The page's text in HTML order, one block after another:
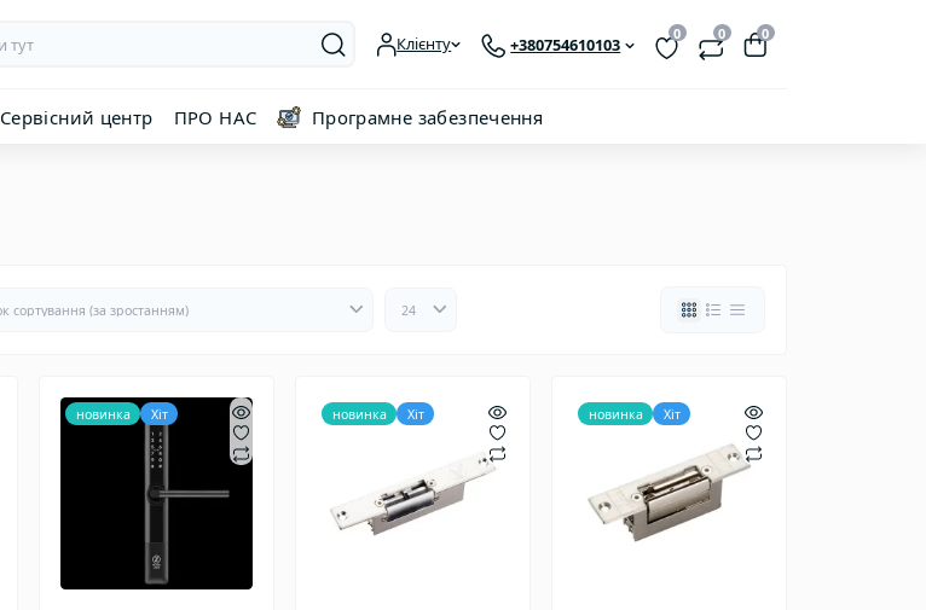
Клієнту +380754610103
0 0 0
Сервісний центр ПРО НАС Програмне забезпечення
новинка Хіт новинка Хіт новинка Хіт